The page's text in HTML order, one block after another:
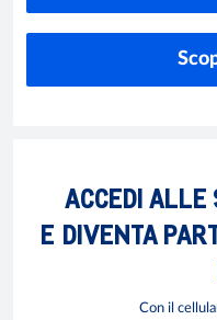
ACCEDI ALLE
E DIVENTA
Con il